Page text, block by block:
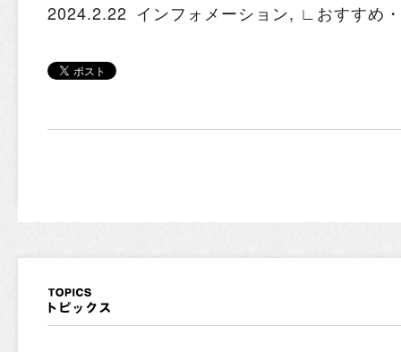
2024.2.22 インフォメーション, ∟おすすめ